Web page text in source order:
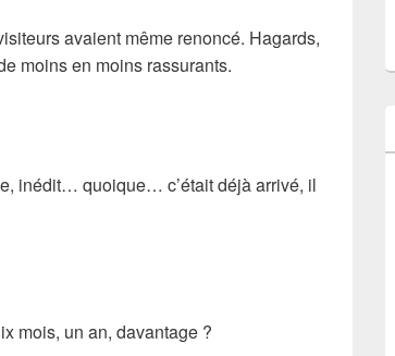
avaient même renoncé. Hagards,
moins en moins rassurants.
inédit… quoique… c’était déjà arrivé, il
mois, un an, davantage ?